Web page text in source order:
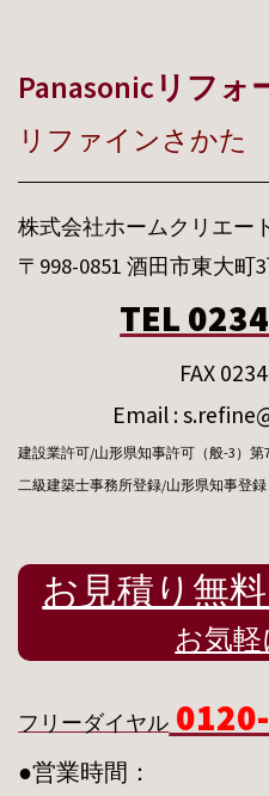
Panasonicリフォ
リファインさかた
株式会社ホームクリエー
〒998-0851 酒田市東大町
TEL
FAX
Email :
建設業許可/山形県知事許可（般-3）第
二級建築士事務所登録/山形県知事登録
お見積り無料
お気
フリーダイヤル
●営業時間：